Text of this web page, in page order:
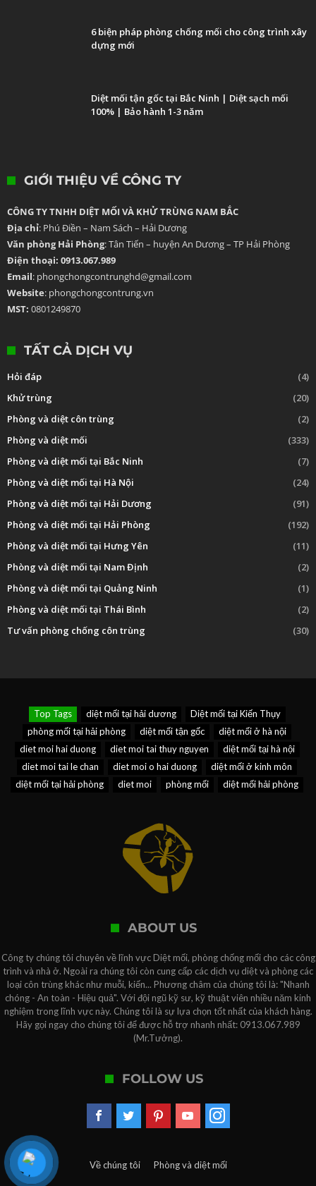
6 biện pháp phòng chống mối cho công trình xây
dựng mới
Diệt mối tận gốc tại Bắc Ninh | Diệt sạch mối
100% | Bảo hành 1-3 năm
GIỚI THIỆU VỀ CÔNG TY
CÔNG TY TNHH DIỆT MỐI VÀ KHỬ TRÙNG NAM BẮC
Địa chỉ: Phú Điền – Nam Sách – Hải Dương
Văn phòng Hải Phòng: Tân Tiến – huyện An Dương – TP Hải Phòng
Điện thoại: 0913.067.989
Email: phongchongcontrunghd@gmail.com
Website: phongchongcontrung.vn
MST: 0801249870
TẤT CẢ DỊCH VỤ
Hỏi đáp
(4)
Khử trùng
(20)
Phòng và diệt côn trùng
(2)
Phòng và diệt mối
(333)
Phòng và diệt mối tại Bắc Ninh
(7)
Phòng và diệt mối tại Hà Nội
(24)
Phòng và diệt mối tại Hải Dương
(91)
Phòng và diệt mối tại Hải Phòng
(192)
Phòng và diệt mối tại Hưng Yên
(11)
Phòng và diệt mối tại Nam Định
(2)
Phòng và diệt mối tại Quảng Ninh
(1)
Phòng và diệt mối tại Thái Bình
(2)
Tư vấn phòng chống côn trùng
(30)
Top Tags diệt mối tại hải dương
Diệt mối tại Kiến Thụy
phòng mối tại hải phòng
diệt mối tận gốc
diệt mối ở hà nội
diet moi hai duong
diet moi tai thuy nguyen
diệt mối tại hà nội
diet moi tai le chan
diet moi o hai duong
diệt mối ở kinh môn
diệt mối tại hải phòng
diet moi phòng mối diệt mối hải phòng
ABOUT US
Công ty chúng tôi chuyên về lĩnh vực Diệt mối, phòng chống mối cho các công
trình và nhà ở. Ngoài ra chúng tôi còn cung cấp các dịch vụ diệt và phòng các
loại côn trùng khác như muỗi, kiến... Phương châm của chúng tôi là: "Nhanh
chóng - An toàn - Hiệu quả". Với đội ngũ kỹ sư, kỹ thuật viên nhiều năm kinh
nghiệm trong lĩnh vực này. Chúng tôi là sự lựa chọn tốt nhất của khách hàng.
Hãy gọi ngay cho chúng tôi để được hỗ trợ nhanh nhất: 0913.067.989
(Mr.Tưởng).
FOLLOW US
Về chúng tôi Phòng và diệt mối